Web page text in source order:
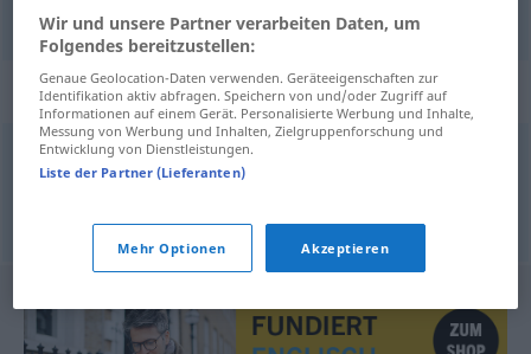
Synonyme für "enrapture"
enthrall,enchant,delight,enthral
© Princeton University
Wir und unsere Partner verarbeiten Daten, um
Folgendes bereitzustellen:
Genaue Geolocation-Daten verwenden. Geräteeigenschaften zur
Identifikation aktiv abfragen. Speichern von und/oder Zugriff auf
Informationen auf einem Gerät. Personalisierte Werbung und Inhalte,
Messung von Werbung und Inhalten, Zielgruppenforschung und
Entwicklung von Dienstleistungen.
Liste der Partner (Lieferanten)
Mehr Optionen Akzeptieren